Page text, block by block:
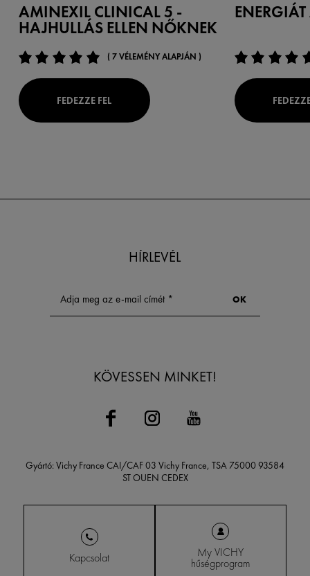
AMINEXIL CLINICAL 5 -
HAJHULLÁS ELLEN NŐKNEK
( 7 VÉLEMÉNY ALAPJÁN )
FEDEZZE FEL
HÍRLEVÉL
KÖVESSEN MINKET!
Gyártó: Vichy France CAI/CAF 03 Vichy France, TSA 75000 93584
ST OUEN CEDEX
Kapcsolat My VICHY
hűségprogram